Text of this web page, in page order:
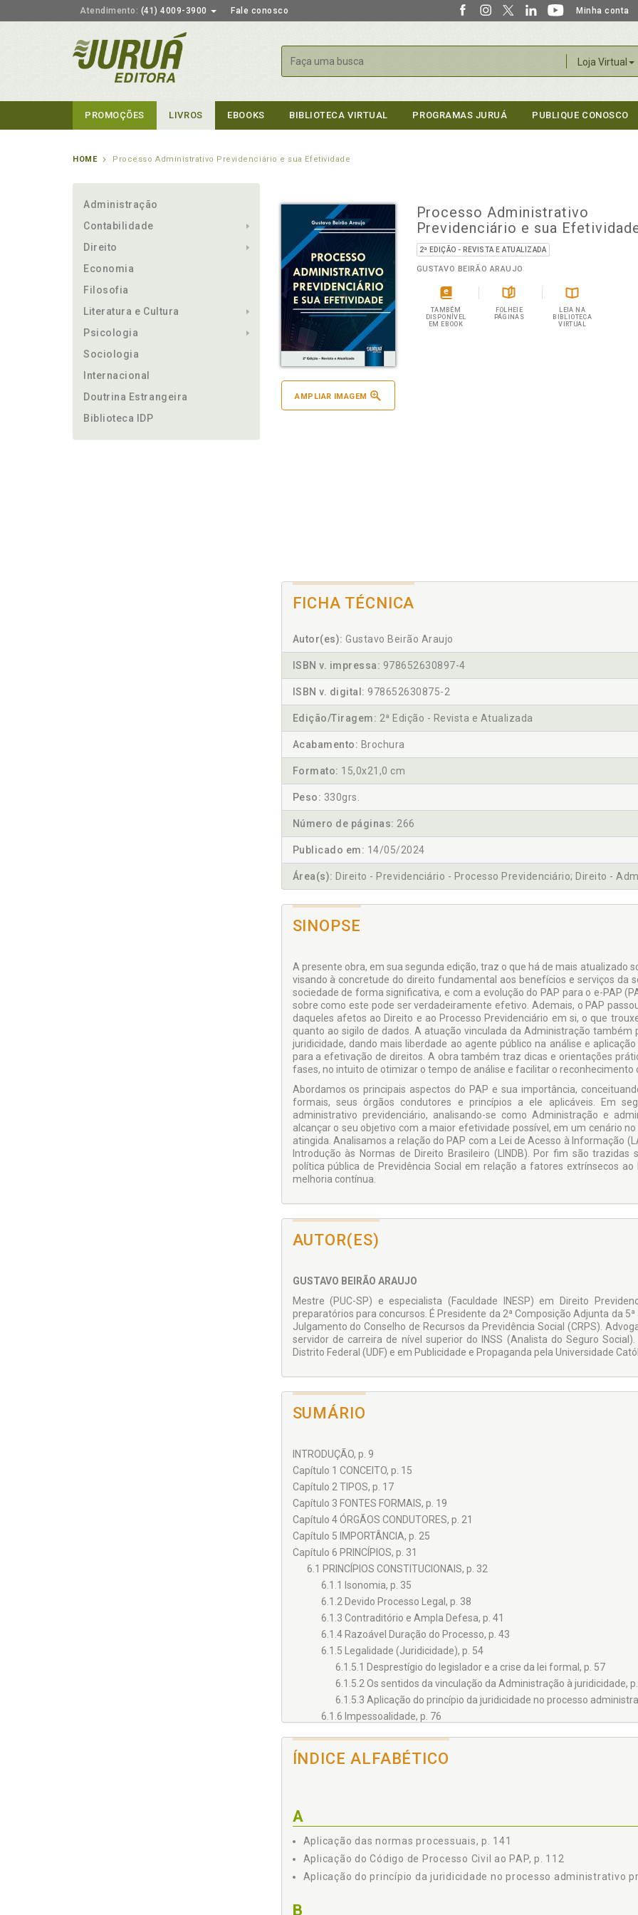
Atendimento: (41) 4009-3900 Fale conosco Minha conta
Loja Virtual
Buscar
PROMOÇÕES LIVROS EBOOKS BIBLIOTECA VIRTUAL PROGRAMAS JURUÁ PUBLIQUE CONOSCO
HOME Processo Administrativo Previdenciário e sua Efetividade
Administração
Contabilidade
Direito
Economia
Filosofia
Literatura e Cultura
Psicologia
Sociologia
Internacional
Doutrina Estrangeira
Biblioteca IDP
AMPLIAR IMAGEM
Processo Administrativo
Previdenciário e sua
2ª EDIÇÃO - REVISTA E ATUALIZADA
GUSTAVO BEIRÃO ARAUJO
TAMBÉM
DISPONÍVEL
EM EBOOK
FOLHEIE
PÁGINAS
LEIA NA
BIBLIOTECA
VIRTUAL
FICHA TÉCNICA
Autor(es): Gustavo Beirão Araujo
ISBN v. impressa: 978652630897-4
ISBN v. digital: 978652630875-2
Edição/Tiragem: 2ª Edição - Revista e Atualizada
Acabamento: Brochura
Formato: 15,0x21,0 cm
Peso: 330grs.
Número de páginas: 266
Publicado em: 14/05/2024
Área(s): Direito - Previdenciário - Processo Previdenciário; Direito -
SINOPSE
A presente obra, em sua segunda edição, traz o que há de mais atualizado
visando à concretude do direito fundamental aos benefícios e serviços da
sociedade de forma significativa, e com a evolução do PAP para o e-PAP
sobre como este pode ser verdadeiramente efetivo. Ademais, o PAP
daqueles afetos ao Direito e ao Processo Previdenciário em si, o que
quanto ao sigilo de dados. A atuação vinculada da Administração
juridicidade, dando mais liberdade ao agente público na análise e
para a efetivação de direitos. A obra também traz dicas e orientações
fases, no intuito de otimizar o tempo de análise e facilitar o reconhecimento
Abordamos os principais aspectos do PAP e sua importância,
formais, seus órgãos condutores e princípios a ele aplicáveis. Em
administrativo previdenciário, analisando-se como Administração e
alcançar o seu objetivo com a maior efetividade possível, em um cenário
atingida. Analisamos a relação do PAP com a Lei de Acesso à Informação
Introdução às Normas de Direito Brasileiro (LINDB). Por fim são
política pública de Previdência Social em relação a fatores extrínsecos
melhoria contínua.
AUTOR(ES)
GUSTAVO BEIRÃO ARAUJO
Mestre (PUC-SP) e especialista (Faculdade INESP) em Direito
preparatórios para concursos. É Presidente da 2ª Composição Adjunta da
Julgamento do Conselho de Recursos da Previdência Social (CRPS).
servidor de carreira de nível superior do INSS (Analista do Seguro
Distrito Federal (UDF) e em Publicidade e Propaganda pela Universidade
SUMÁRIO
INTRODUÇÃO, p. 9
Capítulo 1 CONCEITO, p. 15
Capítulo 2 TIPOS, p. 17
Capítulo 3 FONTES FORMAIS, p. 19
Capítulo 4 ÓRGÃOS CONDUTORES, p. 21
Capítulo 5 IMPORTÂNCIA, p. 25
Capítulo 6 PRINCÍPIOS, p. 31
6.1 PRINCÍPIOS CONSTITUCIONAIS, p. 32
6.1.1 Isonomia, p. 35
6.1.2 Devido Processo Legal, p. 38
6.1.3 Contraditório e Ampla Defesa, p. 41
6.1.4 Razoável Duração do Processo, p. 43
6.1.5 Legalidade (Juridicidade), p. 54
6.1.5.1 Desprestígio do legislador e a crise da lei formal, p. 57
6.1.5.2 Os sentidos da vinculação da Administração à juridicidade,
6.1.5.3 Aplicação do princípio da juridicidade no processo
6.1.6 Impessoalidade, p. 76
6.1.8 Publicidade, p. 79
6.1.9 Eficiência, p. 83
6.2.4 Segurança Jurídica, p. 97
6.2.5 Oficialidade, p. 102
6.2.6 Interesse Público, p. 103
ÍNDICE ALFABÉTICO
A
Aplicação das normas processuais, p. 141
Aplicação do Código de Processo Civil ao PAP, p. 112
Aplicação do princípio da juridicidade no processo administrativo
B